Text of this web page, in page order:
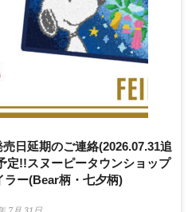
日延期のご連絡(2026.07.31追
定!!スヌーピータウンショップ
ー(Bear柄・七夕柄)